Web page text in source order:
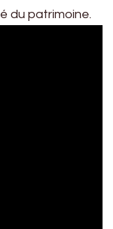
du patrimoine.